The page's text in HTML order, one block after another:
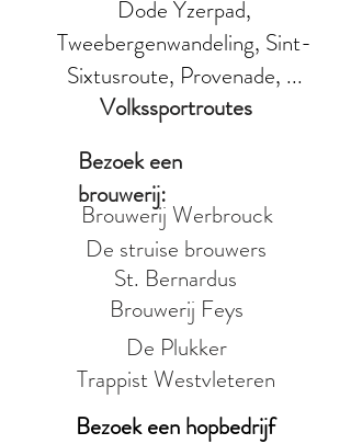
Dode Yzerpad,
Tweebergenwandeling, Sint-
Sixtusroute, Provenade, ...
Volkssportroutes
Bezoek een hopbedrijf
Brouwerij Werbrouck
St. Bernardus
De struise brouwers
De Plukker
Trappist Westvleteren
Brouwerij Feys
Bezoek een
brouwerij: